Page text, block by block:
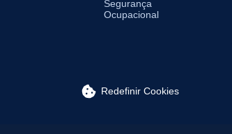
Segurança
Ocupacional
Redefinir Cookies